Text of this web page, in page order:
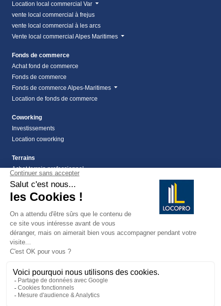
Location local commercial Var
vente local commercial à frejus
vente local commercial à les arcs
Vente local commercial Alpes Maritimes
Fonds de commerce
Achat fond de commerce
Fonds de commerce
Fonds de commerce Alpes-Maritimes
Location de fonds de commerce
Coworking
Investissements
Location coworking
Terrains
Achat terrain professionnel
location de terrain Alpes Maritimes (06)
Maritimes (06)
Terrains
Vente terrain Alpes maritimes (06)
vente terrains à montauroux